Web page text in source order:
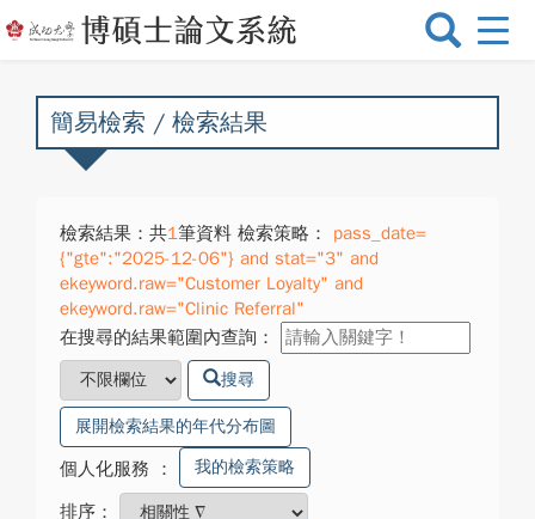
選
換
簡易檢索 / 檢索結果
檢索結果：共1筆資料 檢索策略：
pass_date=
{"gte":"2025-12-06"} and stat="3" and
ekeyword.raw="Customer Loyalty" and
ekeyword.raw="Clinic Referral"
在搜尋的結果範圍內查詢：
搜尋
展開檢索結果的年代分布圖
個人化服務 ： 我的檢索策略
排序：